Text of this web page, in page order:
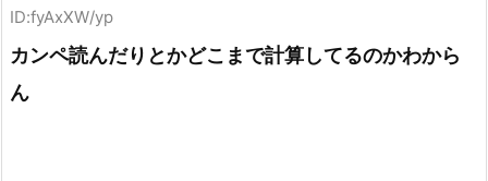
ID:fyAxXW/yp
カンペ読んだりとかどこまで計算してるのかわから
ん